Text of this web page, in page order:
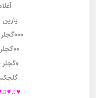
000گجلر سنسیز گجلر سسیز
00گجلر یاشانمیور سنسیز
0گجلر حوسران گجلر آیاز